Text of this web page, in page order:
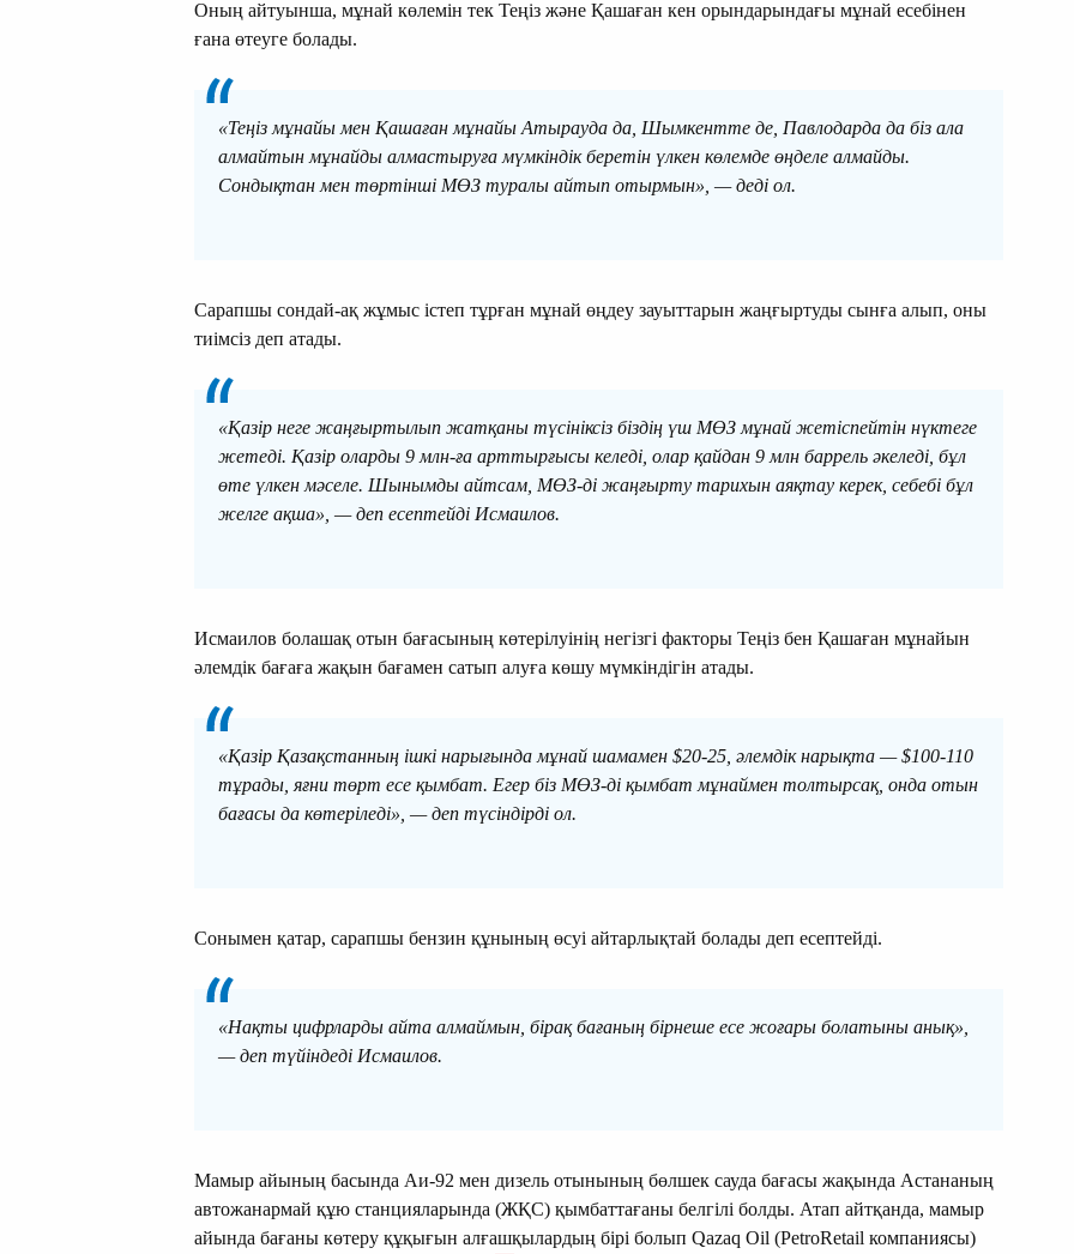
Оның айтуынша, мұнай көлемін тек Теңіз және Қашаған кен орындарындағы мұнай есебінен
ғана өтеуге болады.
«Теңіз мұнайы мен Қашаған мұнайы Атырауда да, Шымкентте де, Павлодарда да біз ала
алмайтын мұнайды алмастыруға мүмкіндік беретін үлкен көлемде өңделе алмайды.
Сондықтан мен төртінші МӨЗ туралы айтып отырмын», — деді ол.
Сарапшы сондай-ақ жұмыс істеп тұрған мұнай өңдеу зауыттарын жаңғыртуды сынға алып, оны
тиімсіз деп атады.
«Қазір неге жаңғыртылып жатқаны түсініксіз біздің үш МӨЗ мұнай жетіспейтін нүктеге
жетеді. Қазір оларды 9 млн-ға арттырғысы келеді, олар қайдан 9 млн баррель әкеледі, бұл
өте үлкен мәселе. Шынымды айтсам, МӨЗ-ді жаңғырту тарихын аяқтау керек, себебі бұл
желге ақша», — деп есептейді Исмаилов.
Исмаилов болашақ отын бағасының көтерілуінің негізгі факторы Теңіз бен Қашаған мұнайын
әлемдік бағаға жақын бағамен сатып алуға көшу мүмкіндігін атады.
«Қазір Қазақстанның ішкі нарығында мұнай шамамен $20-25, әлемдік нарықта — $100-110
тұрады, яғни төрт есе қымбат. Егер біз МӨЗ-ді қымбат мұнаймен толтырсақ, онда отын
бағасы да көтеріледі», — деп түсіндірді ол.
Сонымен қатар, сарапшы бензин құнының өсуі айтарлықтай болады деп есептейді.
«Нақты цифрларды айта алмаймын, бірақ бағаның бірнеше есе жоғары болатыны анық»,
— деп түйіндеді Исмаилов.
Мамыр айының басында Аи-92 мен дизель отынының бөлшек сауда бағасы жақында Астананың
автожанармай құю станцияларында (ЖҚС) қымбаттағаны белгілі болды. Атап айтқанда, мамыр
айында бағаны көтеру құқығын алғашқылардың бірі болып Qazaq Oil (PetroRetail компаниясы)